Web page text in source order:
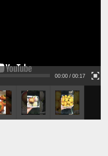
00:00 / 00:17